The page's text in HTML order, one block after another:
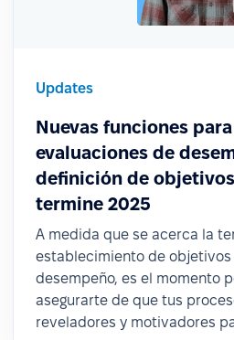
Updates
Nuevas funciones
evaluaciones de
definición de
termine 2025
A medida que se acerca la
establecimiento de objetivos
desempeño, es el momento
asegurarte de que tus
reveladores y motivadores